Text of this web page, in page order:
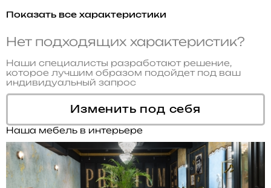
Показать все характеристики
Нет подходящих характеристик?
Наши специалисты разработают решение,
которое лучшим образом подойдет под ваш
индивидуальный запрос
Изменить под себя
Наша мебель в интерьере